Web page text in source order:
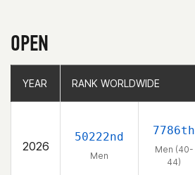
OPEN
YEAR RANK WORLDWIDE
2026
50222nd
Men
7786th
Men (40-
44)
YEAR RANK WORLDWIDE